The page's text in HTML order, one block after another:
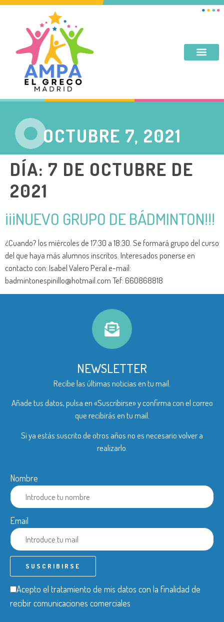
OCTUBRE 7, 2021
DÍA: 7 DE OCTUBRE DE
2021
¡¡¡NUEVO GRUPO DE BÁDMINTON!!!
¿Cuando? los miércoles de 17:30 a 18:30. Se formará grupo del curso
del que haya más alumnos inscritos. Interesados ponerse en
contacto con: Isabel Valero Peral e-mail:
badmintonespinillo@hotmail.com Tef: 660868818
NEWSLETTER
Recibe las últimas noticias en tu mail.
Añade tus datos, pulsa en «Suscribirse» y confirma con el correo
que recibirás en tu mail.
Si ya estás suscrito de otros años no es necesario volver a
realizarlo.
Nombre
Email
Acepto el tratamiento de mis datos con la finalidad de
recibir comunicaciones comerciales